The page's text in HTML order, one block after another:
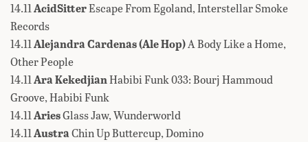
14.11AcidSitterEscape From Egoland, Interstellar Smoke
Records
14.11Alejandra Cardenas (Ale Hop)A Body Like a Home,
Other People
14.11Ara KekedjianHabibi Funk 033: Bourj Hammoud
Groove, Habibi Funk
14.11AriesGlass Jaw, Wunderworld
14.11AustraChin Up Buttercup, Domino